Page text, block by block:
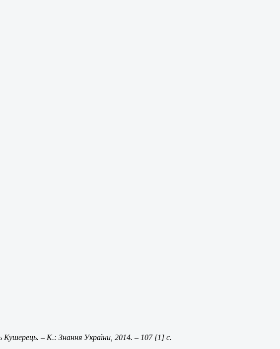
Кушерець. – К.: Знання України, 2014. – 107 [1] с.